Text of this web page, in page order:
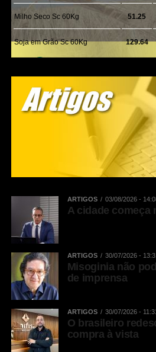
ARTIGOS 03/08/2026 -
A cidade começa
ARTIGOS 30/07/2026 -
Misoginia não
de imprensa
ARTIGOS 30/07/2026 -
O brasileiro
compra à vista